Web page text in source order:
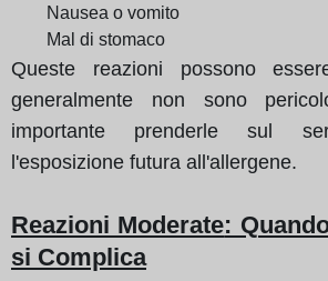
Nausea o vomito
Mal di stomaco
Queste reazioni possono
generalmente non sono
importante prenderle sul
l'esposizione futura all'allergene.
Reazioni Moderate:
si Complica